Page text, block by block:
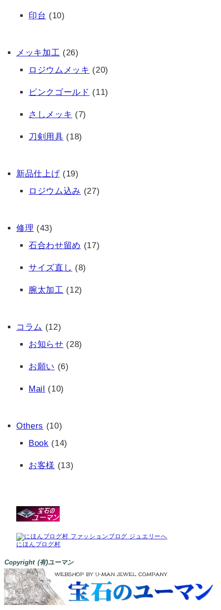
印台 (10)
メッキ加工 (26)
ロジウムメッキ (20)
ピンクゴールド (11)
さしメッキ (7)
刀剣用具 (18)
新品仕上げ (19)
ロジウム込み (27)
修理 (43)
石合わせ留め (17)
サイズ直し (8)
腕太加工 (12)
コラム (12)
お知らせ (28)
お願い (6)
Mail (10)
Others (10)
Book (14)
お客様 (13)
にほんブログ村
Copyright (有)ユーマン